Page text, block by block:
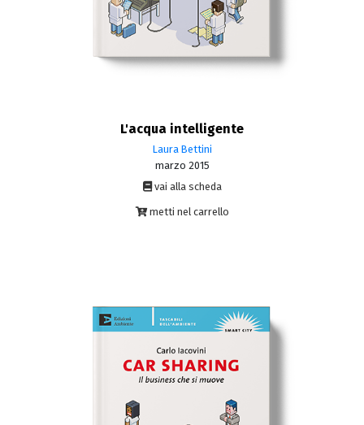
L'acqua intelligente
Laura Bettini
marzo 2015
vai alla scheda
metti nel carrello